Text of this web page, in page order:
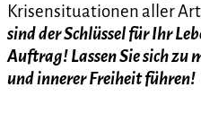
Krisensituationen aller
sind der Schlüssel für Ihr
Auftrag! Lassen Sie sich
und innerer Freiheit führen!